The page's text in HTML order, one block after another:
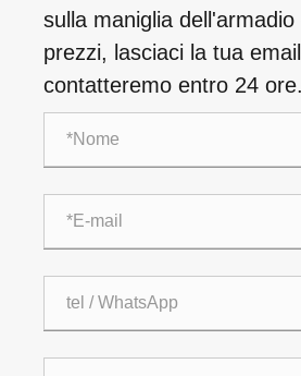
sulla maniglia
prezzi, lasciaci la tua
contatteremo entro 24 ore.